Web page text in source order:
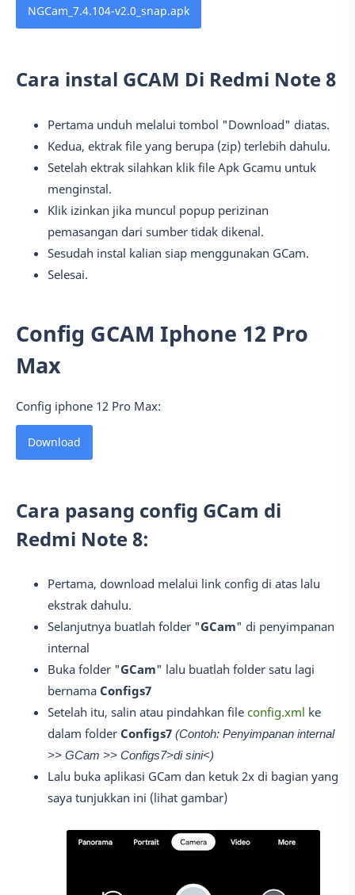
NGCam_7.4.104-v2.0_snap.apk
Cara instal GCAM Di Redmi Note 8
Pertama unduh melalui tombol "Download" diatas.
Kedua, ektrak file yang berupa (zip) terlebih dahulu.
Setelah ektrak silahkan klik file Apk Gcamu untuk
menginstal.
Klik izinkan jika muncul popup perizinan
pemasangan dari sumber tidak dikenal.
Sesudah instal kalian siap menggunakan GCam.
Selesai.
Config GCAM Iphone 12 Pro
Max
Config iphone 12 Pro Max:
Download
Cara pasang config GCam di
Redmi Note 8:
Pertama, download melalui link config di atas lalu
ekstrak dahulu.
Selanjutnya buatlah folder "GCam" di penyimpanan
internal
Buka folder "GCam" lalu buatlah folder satu lagi
bernama Configs7
Setelah itu, salin atau pindahkan file config.xml ke
dalam folder Configs7 (Contoh: Penyimpanan internal
>> GCam >> Configs7>di sini<)
Lalu buka aplikasi GCam dan ketuk 2x di bagian yang
saya tunjukkan ini (lihat gambar)